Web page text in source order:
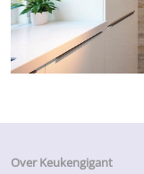
Over Keukengigant